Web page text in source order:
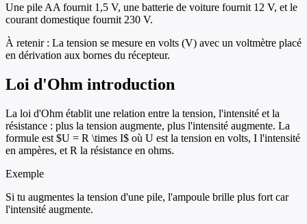
Une pile AA fournit 1,5 V, une batterie de voiture fournit 12 V, et le
courant domestique fournit 230 V.
À retenir : La tension se mesure en volts (V) avec un voltmètre placé
en dérivation aux bornes du récepteur.
Loi d'Ohm introduction
La loi d'Ohm établit une relation entre la tension, l'intensité et la
résistance : plus la tension augmente, plus l'intensité augmente. La
formule est $U = R \times I$ où U est la tension en volts, I l'intensité
en ampères, et R la résistance en ohms.
Exemple
Si tu augmentes la tension d'une pile, l'ampoule brille plus fort car
l'intensité augmente.